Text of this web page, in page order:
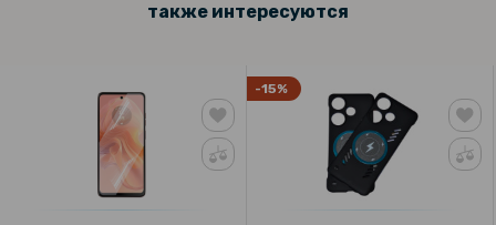
также интересуются
-15%